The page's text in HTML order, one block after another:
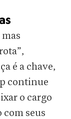
é a chave,
continue
o cargo
com seus